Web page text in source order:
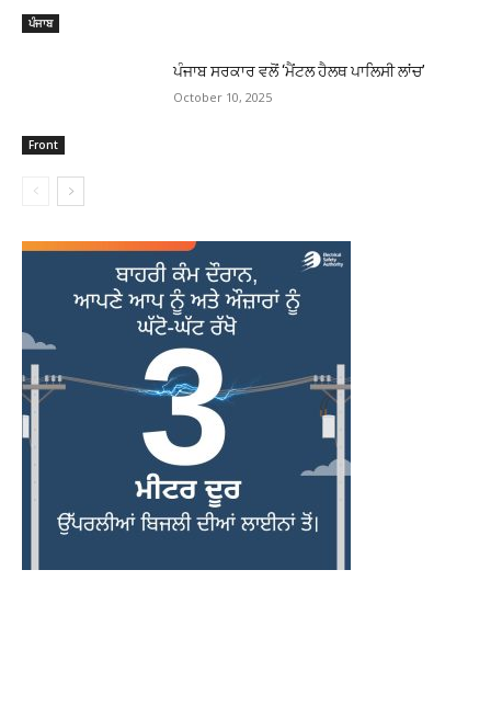
ਪੰਜਾਬ
Front
ਪੰਜਾਬ ਸਰਕਾਰ ਵਲੋਂ ‘ਮੈਂਟਲ ਹੈਲਥ ਪਾਲਿਸੀ ਲਾਂਚ’
October 10, 2025